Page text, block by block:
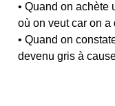
• Quand on achète
où on veut car on
• Quand on
devenu gris à